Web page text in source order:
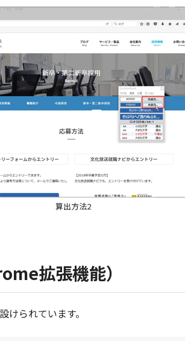
算出方法2
拡張機能）
られています。